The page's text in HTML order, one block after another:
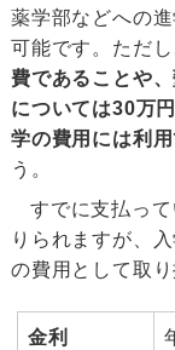
薬学部などへの
可能です。ただ
費であることや
については30万
学の費用には利
う。
すでに支払っ
りられますが、
の費用として取
金利